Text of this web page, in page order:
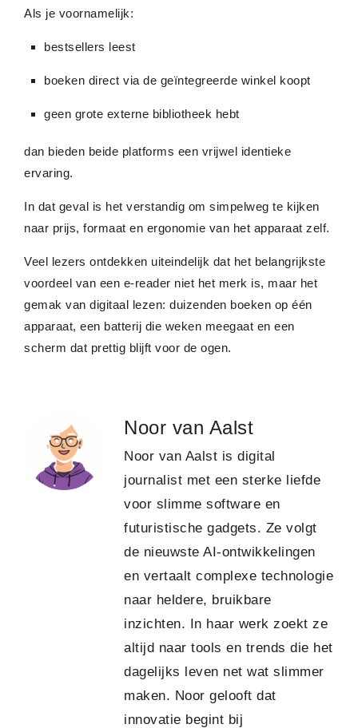
Als je voornamelijk:
bestsellers leest
boeken direct via de geïntegreerde winkel koopt
geen grote externe bibliotheek hebt
dan bieden beide platforms een vrijwel identieke
ervaring.
In dat geval is het verstandig om simpelweg te kijken
naar prijs, formaat en ergonomie van het apparaat zelf.
Veel lezers ontdekken uiteindelijk dat het belangrijkste
voordeel van een e-reader niet het merk is, maar het
gemak van digitaal lezen: duizenden boeken op één
apparaat, een batterij die weken meegaat en een
scherm dat prettig blijft voor de ogen.
Noor van Aalst
Noor van Aalst is digital
journalist met een sterke liefde
voor slimme software en
futuristische gadgets. Ze volgt
de nieuwste AI-ontwikkelingen
en vertaalt complexe technologie
naar heldere, bruikbare
inzichten. In haar werk zoekt ze
altijd naar tools en trends die het
dagelijks leven net wat slimmer
maken. Noor gelooft dat
innovatie begint bij